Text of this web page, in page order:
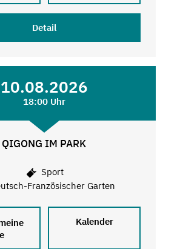
Detail
10.08.2026
18:00 Uhr
QIGONG IM PARK
Sport
Französischer Garten
Kalender